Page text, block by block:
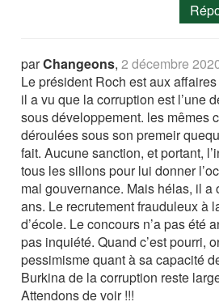
parChangeons,2 décembre
Le président Roch est aux
il a vu que la corruption est l’une
sous développement. les mêmes
déroulées sous son premeir
fait. Aucune sanction, et portant,
tous les sillons pour lui donner
mal gouvernance. Mais hélas, il a
ans. Le recrutement frauduleux à
d’école. Le concours n’a pas été
pas inquiété. Quand c’est pourri,
pessimisme quant à sa capacité
Burkina de la corruption reste
Attendons de voir !!!